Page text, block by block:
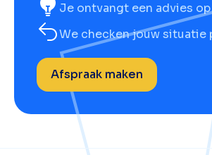
Je ontvangt een advies op
We checken jouw situatie
Afspraak maken